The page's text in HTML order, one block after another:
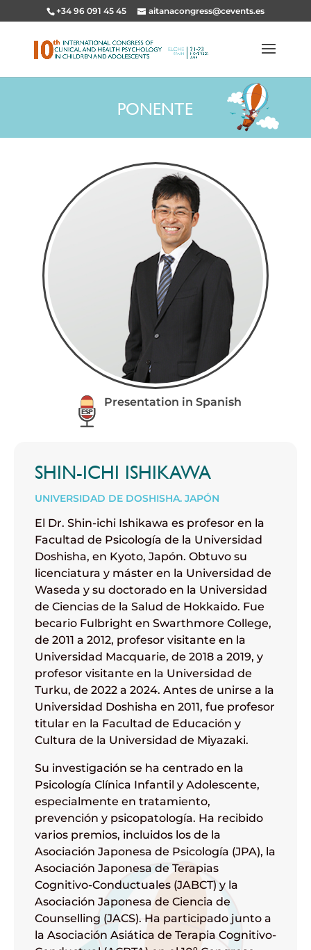
+34 96 091 45 45 aitanacongress@cevents.es
PONENTE
Presentation in Spanish
SHIN-ICHI ISHIKAWA
UNIVERSIDAD DE DOSHISHA. JAPÓN
El Dr. Shin-ichi Ishikawa es profesor en la
Facultad de Psicología de la Universidad
Doshisha, en Kyoto, Japón. Obtuvo su
licenciatura y máster en la Universidad de
Waseda y su doctorado en la Universidad
de Ciencias de la Salud de Hokkaido. Fue
becario Fulbright en Swarthmore College,
de 2011 a 2012, profesor visitante en la
Universidad Macquarie, de 2018 a 2019, y
profesor visitante en la Universidad de
Turku, de 2022 a 2024. Antes de unirse a la
Universidad Doshisha en 2011, fue profesor
titular en la Facultad de Educación y
Cultura de la Universidad de Miyazaki.
Su investigación se ha centrado en la
Psicología Clínica Infantil y Adolescente,
especialmente en tratamiento,
prevención y psicopatología. Ha recibido
varios premios, incluidos los de la
Asociación Japonesa de Psicología (JPA), la
Asociación Japonesa de Terapias
Cognitivo-Conductuales (JABCT) y la
Asociación Japonesa de Ciencia de
Counselling (JACS). Ha participado junto a
la Asociación Asiática de Terapia Cognitivo-